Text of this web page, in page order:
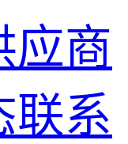
应商
联系